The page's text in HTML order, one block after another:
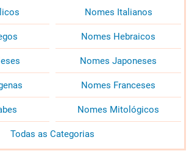
Nomes Italianos
Nomes Hebraicos
Nomes Japoneses
Nomes Franceses
Nomes Mitológicos
Todas as Categorias